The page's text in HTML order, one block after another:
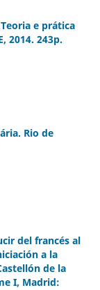
e prática
2014. 243p.
Rio de
del francés al
a la
de la
I, Madrid: